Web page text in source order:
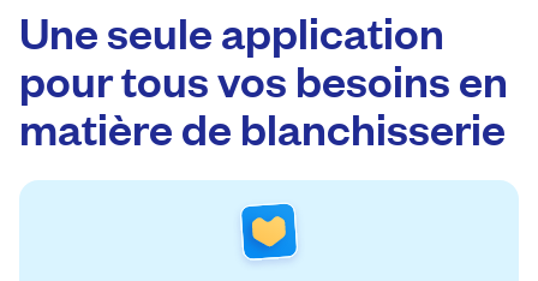
jour des commandes ou à la résolution rapide
de tout problème.
Une seule application
pour tous vos besoins en
matière de blanchisserie